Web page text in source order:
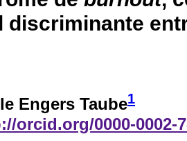
discriminante
Engers Taube1
orcid.org/0000-0002-